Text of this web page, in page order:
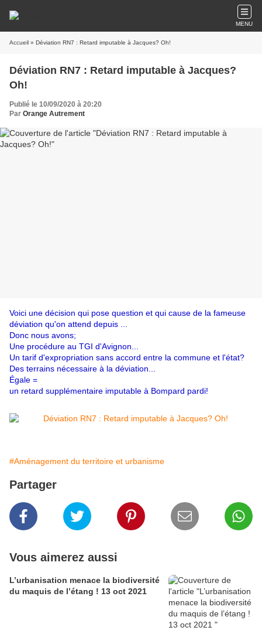
MENU
Accueil » Déviation RN7 : Retard imputable à Jacques? Oh!
Déviation RN7 : Retard imputable à Jacques?
Oh!
Publié le 10/09/2020 à 20:20
Par Orange Autrement
Voici une décision qui pose question et qui cause de la fameuse
déviation qu'on attend depuis ...
Donc nous avons;
Une procédure au TGI d'Avignon...
Un tarif d'expropriation sans accord entre la commune et l'état?
Des terrains nécessaire à la déviation...
Égale =
un retard supplémentaire imputable à Bompard pardi!
#Aménagement du territoire et urbanisme
Partager
Vous aimerez aussi
L’urbanisation menace la biodiversité
du maquis de l’étang ! 13 oct 2021